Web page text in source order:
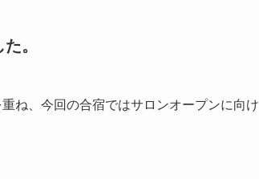
。
ね、今回の合宿ではサロンオープンに向け